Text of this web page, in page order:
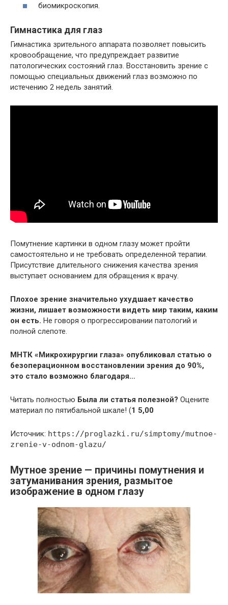
биомикроскопия.
Гимнастика для глаз
Гимнастика зрительного аппарата позволяет повысить
кровообращение, что предупреждает развитие
патологических состояний глаз. Восстановить зрение с
помощью специальных движений глаз возможно по
истечению 2 недель занятий.
Помутнение картинки в одном глазу может пройти
самостоятельно и не требовать определенной терапии.
Присутствие длительного снижения качества зрения
выступает основанием для обращения к врачу.
Плохое зрение значительно ухудшает качество
жизни, лишает возможности видеть мир таким, каким
он есть. Не говоря о прогрессировании патологий и
полной слепоте.
МНТК «Микрохирургии глаза» опубликовал статью о
безоперационном восстановлении зрения до 90%,
это стало возможно благодаря…
Читать полностью Была ли статья полезной? Оцените
материал по пятибальной шкале! (1 5,00
Источник: https://proglazki.ru/simptomy/mutnoe-
zrenie-v-odnom-glazu/
Мутное зрение — причины помутнения и
затуманивания зрения, размытое
изображение в одном глазу